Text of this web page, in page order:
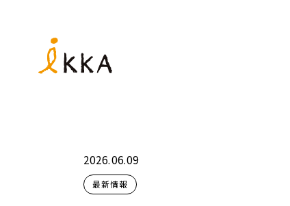
2026.06.09
最新情報